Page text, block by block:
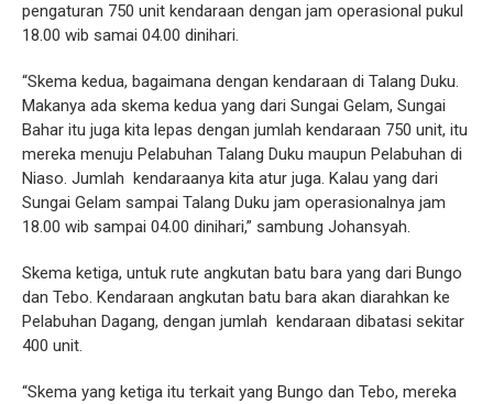
pengaturan 750 unit kendaraan dengan jam operasional pukul
18.00 wib samai 04.00 dinihari.
“Skema kedua, bagaimana dengan kendaraan di Talang Duku.
Makanya ada skema kedua yang dari Sungai Gelam, Sungai
Bahar itu juga kita lepas dengan jumlah kendaraan 750 unit, itu
mereka menuju Pelabuhan Talang Duku maupun Pelabuhan di
Niaso. Jumlah kendaraanya kita atur juga. Kalau yang dari
Sungai Gelam sampai Talang Duku jam operasionalnya jam
18.00 wib sampai 04.00 dinihari,” sambung Johansyah.
Skema ketiga, untuk rute angkutan batu bara yang dari Bungo
dan Tebo. Kendaraan angkutan batu bara akan diarahkan ke
Pelabuhan Dagang, dengan jumlah kendaraan dibatasi sekitar
400 unit.
“Skema yang ketiga itu terkait yang Bungo dan Tebo, mereka